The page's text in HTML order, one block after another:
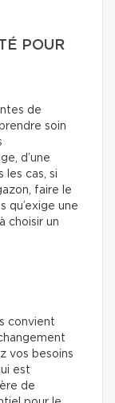
POUR
de
soin
d’une
les cas, si
faire le
qu’exige une
choisir un
convient
vos besoins
est
de